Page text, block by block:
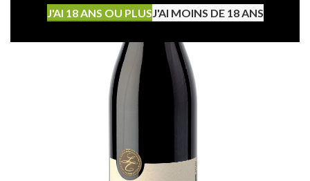
J'AI 18 ANS OU PLUSJ'AI MOINS DE 18 ANS